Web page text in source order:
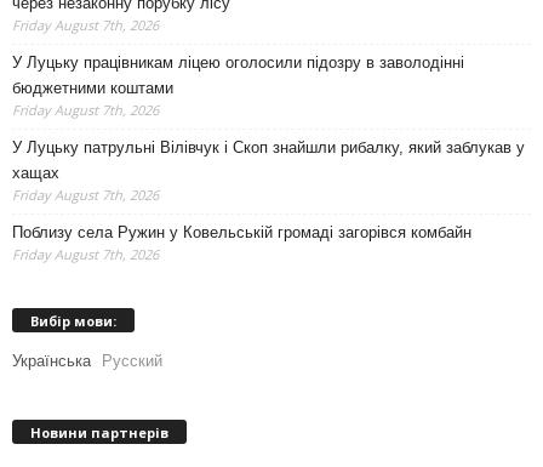
Friday August 7th, 2026
У Луцьку працівникам ліцею оголосили підозру в заволодінні
бюджетними коштами
Friday August 7th, 2026
У Луцьку патрульні Вілівчук і Скоп знайшли рибалку, який заблукав у
хащах
Friday August 7th, 2026
Поблизу села Ружин у Ковельській громаді загорівся комбайн
Friday August 7th, 2026
Вибір мови:
Українська Русский
Новини партнерів